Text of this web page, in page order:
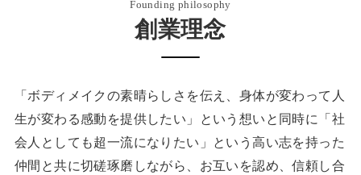
Founding philosophy
創業理念
「ボディメイクの素晴らしさを伝え、身体が変わって人
生が変わる感動を提供したい」という想いと同時に「社
会人としても超一流になりたい」という高い志を持った
仲間と共に切磋琢磨しながら、お互いを認め、信頼し合